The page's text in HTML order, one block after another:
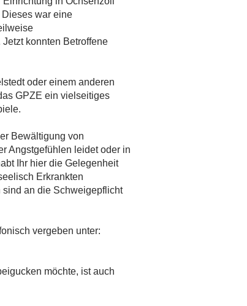
war eine
konnten Betroffene
oder einem anderen
GPZE ein vielseitiges
Bewältigung von
Angstgefühlen leidet oder in
Ihr hier die Gelegenheit
Erkrankten
sind an die Schweigepflicht
vergeben unter:
möchte, ist auch